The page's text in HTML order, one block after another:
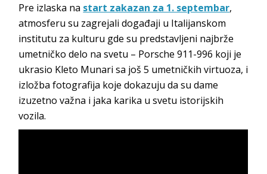
Pre izlaska na start zakazan za 1. septembar,
atmosferu su zagrejali događaji u Italijanskom
institutu za kulturu gde su predstavljeni najbrže
umetničko delo na svetu – Porsche 911-996 koji je
ukrasio Kleto Munari sa još 5 umetničkih virtuoza, i
izložba fotografija koje dokazuju da su dame
izuzetno važna i jaka karika u svetu istorijskih
vozila.